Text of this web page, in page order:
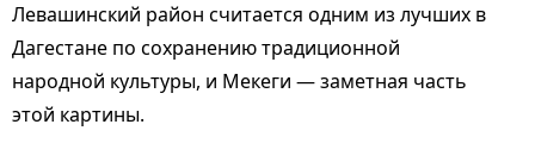
Левашинский район считается одним из лучших в
Дагестане по сохранению традиционной
народной культуры, и Мекеги — заметная часть
этой картины.